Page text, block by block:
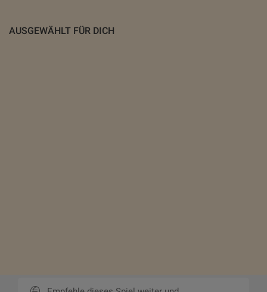
AUSGEWÄHLT FÜR DICH